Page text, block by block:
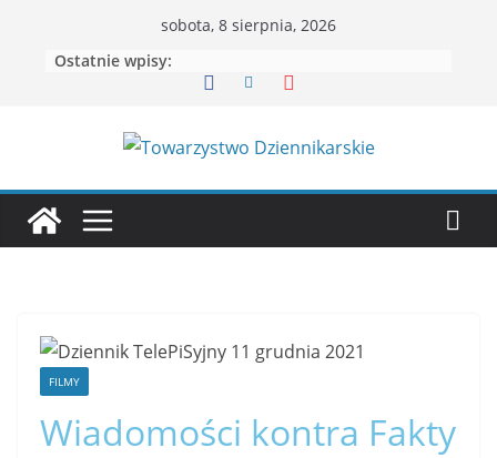
sobota, 8 sierpnia, 2026
Ostatnie wpisy:
FILMY
Wiadomości kontra Fakty